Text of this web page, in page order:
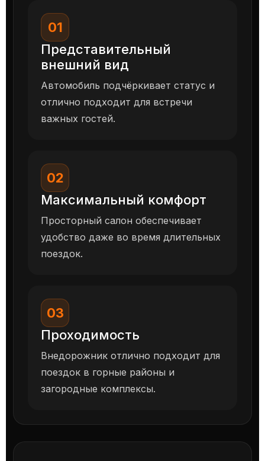
01
Представительный
внешний вид
Автомобиль подчёркивает статус и
отлично подходит для встречи
важных гостей.
02
Максимальный комфорт
Просторный салон обеспечивает
удобство даже во время длительных
поездок.
03
Проходимость
Внедорожник отлично подходит для
поездок в горные районы и
загородные комплексы.